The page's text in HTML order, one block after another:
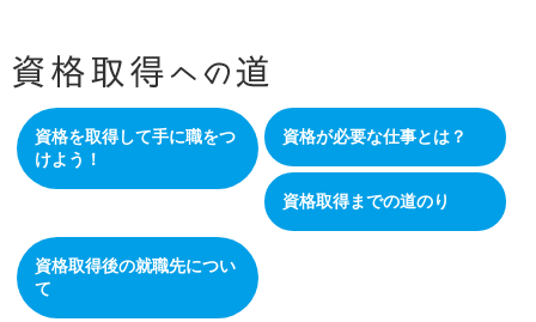
資格を取得して手に職をつ
けよう！
資格が必要な仕事とは？
資格取得までの道のり
資格取得後の就職先につい
て